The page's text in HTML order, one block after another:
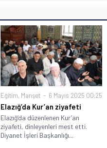
Eğitim, Manşet 6 Mayıs 2025 00:25
Elazığ’da Kur’an ziyafeti
Elazığ‘da düzenlenen Kur’an
ziyafeti, dinleyenleri mest etti.
Diyanet İşleri Başkanlığı...